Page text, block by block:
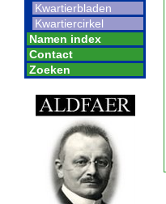
Kwartierbladen
Kwartiercirkel
Namen index
Contact
Zoeken